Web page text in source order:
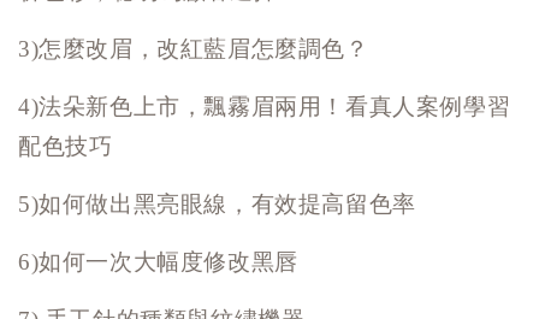
3)怎麼改眉，改紅藍眉怎麼調色？
4)法朵新色上市，飄霧眉兩用！看真人案例學習
配色技巧
5)如何做出黑亮眼線，有效提高留色率
6)如何一次大幅度修改黑唇